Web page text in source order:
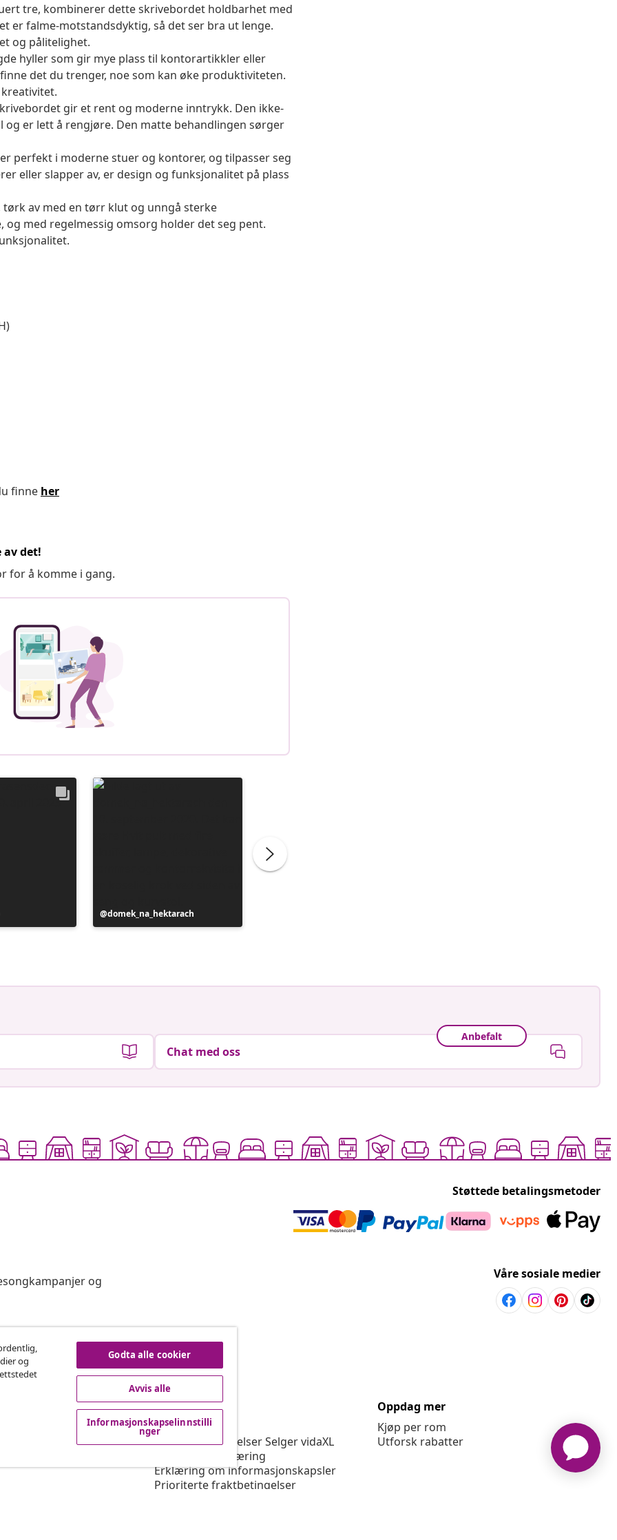
tre, kombinerer dette skrivebordet holdbarhet med
er falme-motstandsdyktig, så det ser bra ut lenge.
og pålitelighet.
hyller som gir mye plass til kontorartikkler eller
det du trenger, noe som kan øke produktiviteten.
gir et rent og moderne inntrykk. Den ikke-
er lett å rengjøre. Den matte behandlingen sørger
perfekt i moderne stuer og kontorer, og tilpasser seg
eller slapper av, er design og funksjonalitet på plass
av med en tørr klut og unngå sterke
med regelmessig omsorg holder det seg pent.
finne her
det!
for å komme i gang.
Innlegg
publisert
domek_na_hektarach
Anbefalt
Chat med oss
Støttede betalingsmetoder
og
Våre sosiale medier
på kontrakten
vidaXL
Om vidaXL
Vilkår og betingelser Selger vidaXL
Personvernerklæring
Erklæring om informasjonskapsler
Prioriterte fraktbetingelser
Oppdag mer
Kjøp per rom
Utforsk rabatter
og
Godta alle cookier
Avvis alle
Informasjonskapselinnstilli
nger